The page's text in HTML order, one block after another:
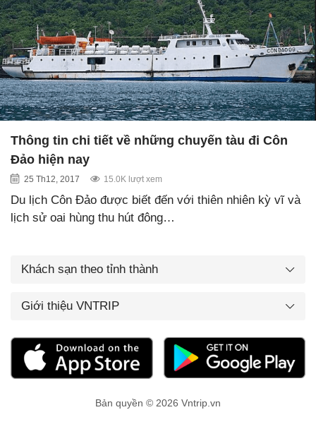
Thông tin chi tiết về những chuyến tàu đi Côn
Đảo hiện nay
25 Th12, 2017 15.0K lượt xem
Du lịch Côn Đảo được biết đến với thiên nhiên kỳ vĩ và
lịch sử oai hùng thu hút đông…
Khách sạn theo tỉnh thành
Giới thiệu VNTRIP
Bản quyền © 2026 Vntrip.vn